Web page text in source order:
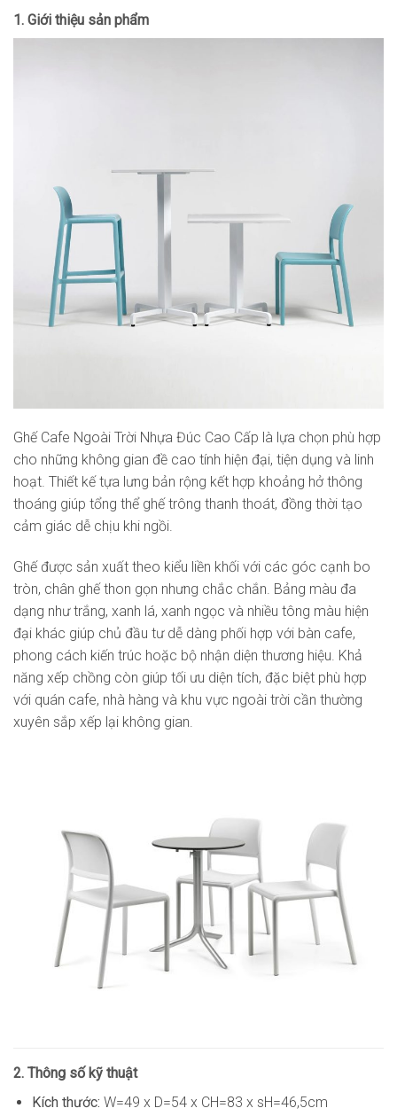
1. Giới thiệu sản phẩm
Ghế Cafe Ngoài Trời Nhựa Đúc Cao Cấp là lựa chọn phù hợp
cho những không gian đề cao tính hiện đại, tiện dụng và linh
hoạt. Thiết kế tựa lưng bản rộng kết hợp khoảng hở thông
thoáng giúp tổng thể ghế trông thanh thoát, đồng thời tạo
cảm giác dễ chịu khi ngồi.
Ghế được sản xuất theo kiểu liền khối với các góc cạnh bo
tròn, chân ghế thon gọn nhưng chắc chắn. Bảng màu đa
dạng như trắng, xanh lá, xanh ngọc và nhiều tông màu hiện
đại khác giúp chủ đầu tư dễ dàng phối hợp với bàn cafe,
phong cách kiến trúc hoặc bộ nhận diện thương hiệu. Khả
năng xếp chồng còn giúp tối ưu diện tích, đặc biệt phù hợp
với quán cafe, nhà hàng và khu vực ngoài trời cần thường
xuyên sắp xếp lại không gian.
2. Thông số kỹ thuật
Kích thước: W=49 x D=54 x CH=83 x sH=46,5cm